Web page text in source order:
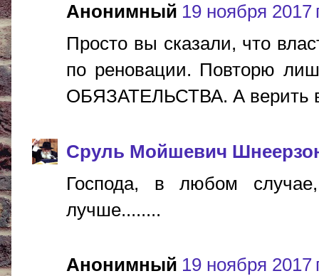
Анонимный 19 ноября 2017
Просто вы сказали, что
по реновации. Повторю
ОБЯЗАТЕЛЬСТВА. А верить
Сруль Мойшевич
Господа, в любом
лучше........
Анонимный 19 ноября 2017